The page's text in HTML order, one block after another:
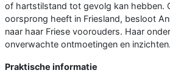
of hartstilstand tot gevolg kan hebben.
oorsprong heeft in Friesland, besloot
naar haar Friese voorouders. Haar
onverwachte ontmoetingen en inzichten.
Praktische informatie